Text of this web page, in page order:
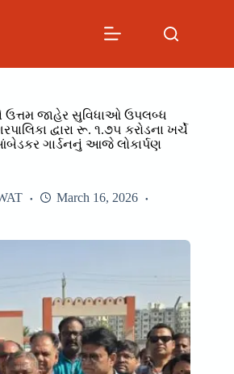
ઉત્તમ જાહેર સુવિધાઓ ઉપલબ્ધ
દ્વારા રૂ. ૧.૭૫ કરોડના ખર્ચે
ગાર્ડનનું આજે લોકાર્પણ
March 16, 2026